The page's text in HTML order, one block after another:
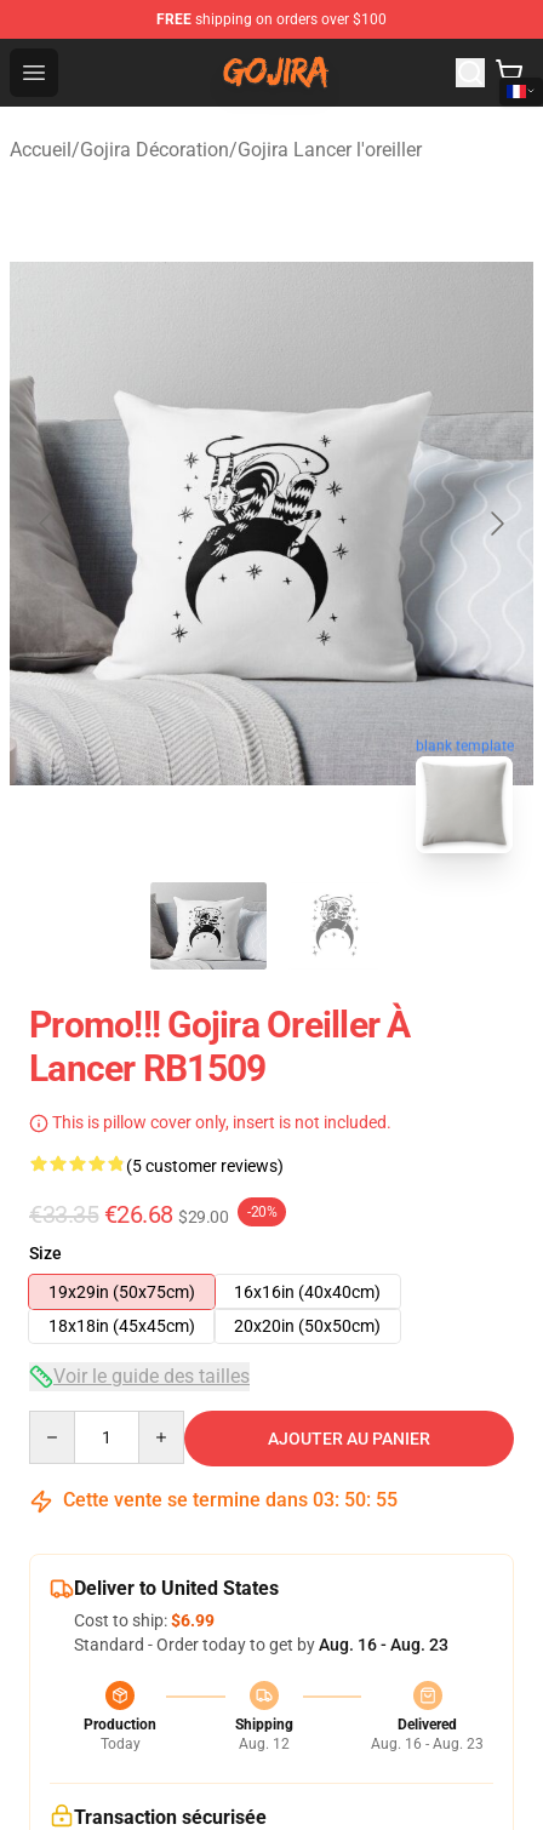
FREE shipping on orders over $100
Open menu
Gojira Shop - Official Gojira Merchandise Store
Accueil/Gojira Décoration/Gojira Lancer l'oreiller
blank template
Promo!!! Gojira Oreiller À
Lancer RB1509
This is pillow cover only, insert is not included.
(5 customer reviews)
€33.35 €26.68 $29.00 -20%
Size
19x29in (50x75cm)
16x16in (40x40cm)
18x18in (45x45cm)
20x20in (50x50cm)
Voir le guide des tailles
AJOUTER AU PANIER
Cette vente se termine dans 03: 50: 54
Deliver to United States
Cost to ship:$6.99
Standard - Order today to get byAug. 16 - Aug. 23
Production
Today
Shipping
Aug. 12
Delivered
Aug. 16 - Aug. 23
Transaction sécurisée